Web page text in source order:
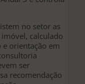
no setor as
calculado
e orientação em
ser
recomendação